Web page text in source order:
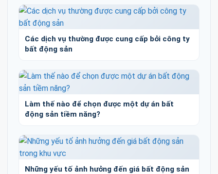
Các dịch vụ thường được cung cấp bởi công ty
bất động sản
Làm thế nào để chọn được một dự án bất
động sản tiềm năng?
Những yếu tố ảnh hưởng đến giá bất động sản